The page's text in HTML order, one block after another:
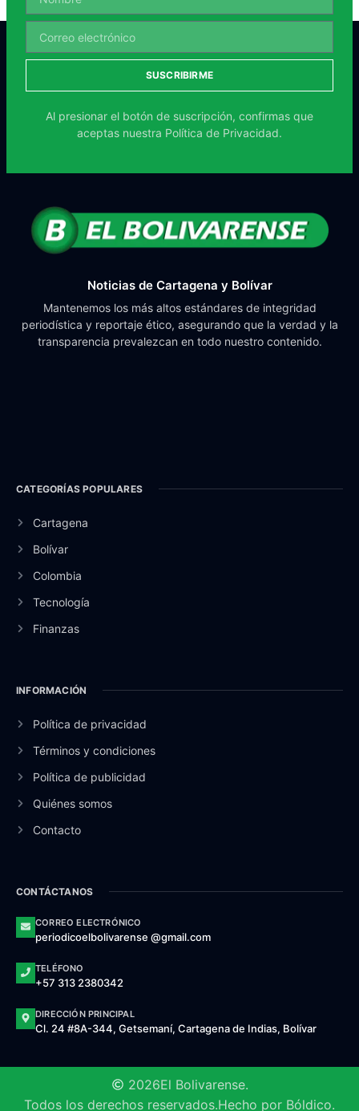
SUSCRIBIRME
Al presionar el botón de suscripción, confirmas que
aceptas nuestra Política de Privacidad.
Noticias de Cartagena y Bolívar
Mantenemos los más altos estándares de integridad
periodística y reportaje ético, asegurando que la verdad y la
transparencia prevalezcan en todo nuestro contenido.
CATEGORÍAS POPULARES
Cartagena
Bolívar
Colombia
Tecnología
Finanzas
INFORMACIÓN
Política de privacidad
Términos y condiciones
Política de publicidad
Quiénes somos
Contacto
CONTÁCTANOS
CORREO ELECTRÓNICO
periodicoelbolivarense @gmail.com
TELÉFONO
+57 313 2380342
DIRECCIÓN PRINCIPAL
Cl. 24 #8A-344, Getsemaní, Cartagena de Indias, Bolívar
2026El Bolivarense.
Todos los derechos reservados.Hecho por Bóldico.